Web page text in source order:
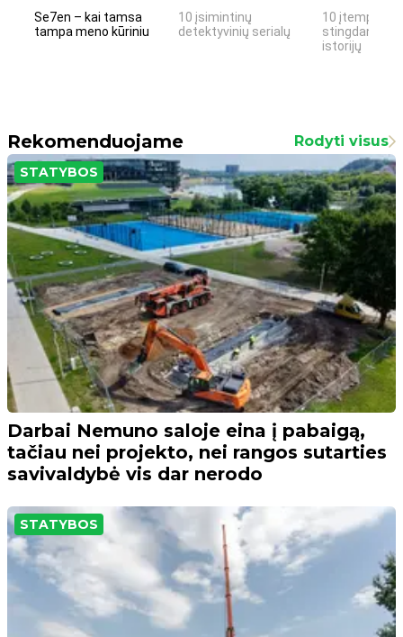
Se7en – kai tamsa
tampa meno kūriniu
10 įsimintinų
detektyvinių serialų
10 įtemptų,
stingdančių
istorijų
Rekomenduojame Rodyti visus
STATYBOS
Darbai Nemuno saloje eina į pabaigą,
tačiau nei projekto, nei rangos sutarties
savivaldybė vis dar nerodo
STATYBOS